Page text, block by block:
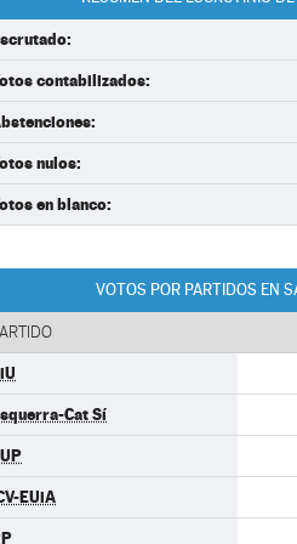
contabilizados:
nulos:
en blanco:
VOTOS POR PARTIDOS EN
Cat Sí
EUiA